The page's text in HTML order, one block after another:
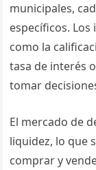
municipales,
específicos.
como la
tasa de interés
tomar
El mercado de
liquidez, lo que
comprar y